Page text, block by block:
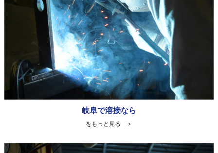
岐阜で溶接なら
をもっと見る ＞